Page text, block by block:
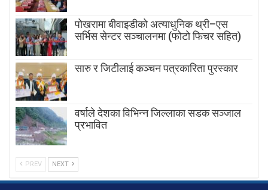
पोखरामा बीवाइडीको अत्याधुनिक थ्री–एस
सर्भिस सेन्टर सञ्चालनमा (फोटो फिचर सहित)
सारु र जिटीलाई कञ्चन पत्रकारिता पुरस्कार
वर्षाले देशका विभिन्न जिल्लाका सडक सञ्जाल
प्रभावित
PREV NEXT